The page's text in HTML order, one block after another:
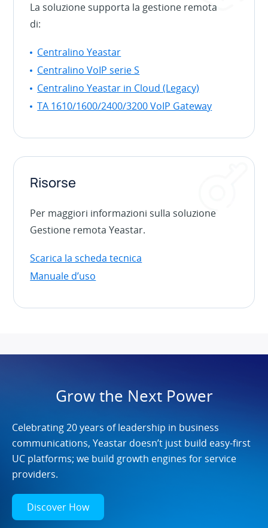
La soluzione supporta la gestione remota
di:
Centralino Yeastar
Centralino VoIP serie S
Centralino Yeastar in Cloud (Legacy)
TA 1610/1600/2400/3200 VoIP Gateway
Risorse
Per maggiori informazioni sulla soluzione
Gestione remota Yeastar.
Scarica la scheda tecnica
Manuale d’uso
Grow the Next Power
Celebrating 20 years of leadership in business
communications, Yeastar doesn’t just build easy-first
UC platforms; we build growth engines for service
providers.
Discover How